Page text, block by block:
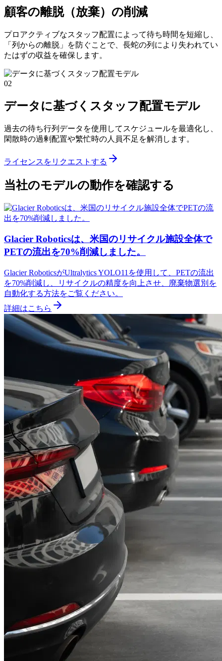
顧客の離脱（放棄）の削減
プロアクティブなスタッフ配置によって待ち時間を短縮し、
「列からの離脱」を防ぐことで、長蛇の列により失われてい
たはずの収益を確保します。
02
データに基づくスタッフ配置モデル
過去の待ち行列データを使用してスケジュールを最適化し、
閑散時の過剰配置や繁忙時の人員不足を解消します。
ライセンスをリクエストする
当社のモデルの動作を確認する
Glacier Roboticsは、米国のリサイクル施設全体で
PETの流出を70%削減しました。
Glacier RoboticsがUltralytics YOLO11を使用して、PETの流出
を70%削減し、リサイクルの精度を向上させ、廃棄物選別を
自動化する方法をご覧ください。
詳細はこちら